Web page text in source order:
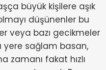
büyük kişilere aşık
düşünenler bu
veya bazı gecikmeler
yere sağlam basan,
zamanı fakat hızlı